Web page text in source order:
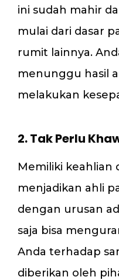
ini sudah mahir
mulai dari dasar
rumit lainnya.
menunggu hasil
melakukan
2. Tak Perlu
Memiliki keahlian
menjadikan ahli
dengan urusan
saja bisa
Anda terhadap
diberikan oleh